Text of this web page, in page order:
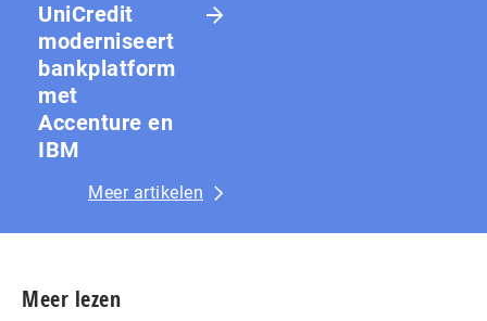
UniCredit
moderniseert
bankplatform
met
Accenture en
IBM
Meer artikelen
Meer lezen